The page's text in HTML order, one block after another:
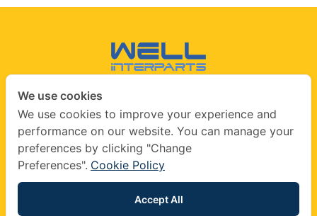
info@wellinterparts.com
+(66) 02360 8841|+(66) 02360 8841- 2
wellinterparts
wellinterparts
We use cookies
We use cookies to improve your experience and
performance on our website. You can manage your
preferences by clicking "Change
Preferences". Cookie Policy
Accept All